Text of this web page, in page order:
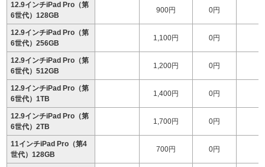
12.9インチiPad Pro（第
6世代）128GB
900円 0円
12.9インチiPad Pro（第
6世代）256GB
1,100円 0円
12.9インチiPad Pro（第
6世代）512GB
1,200円 0円
12.9インチiPad Pro（第
6世代）1TB
1,400円 0円
12.9インチiPad Pro（第
6世代）2TB
1,700円 0円
11インチiPad Pro（第4
世代）128GB
700円 0円